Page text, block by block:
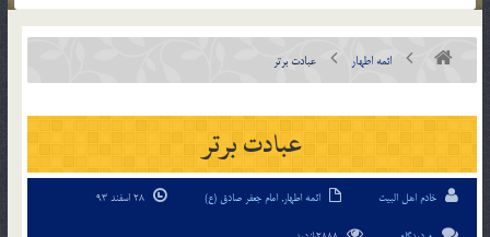
ائمه اطهار عبادت برتر
عبادت برتر
خادم اهل البیت ائمه اطهار, امام جعفر صادق (ع)